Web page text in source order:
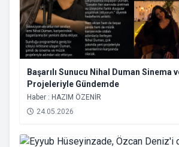
Başarılı Sunucu Nihal Duman Sinema
Projeleriyle Gündemde
Haber : HAZIM ÖZENİR
24.05.2026